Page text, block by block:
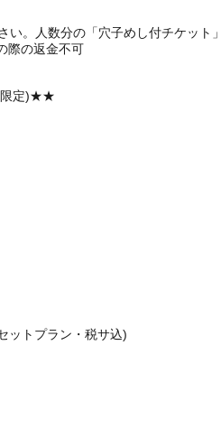
。人数分の「穴子めし付チケット
際の返金不可
限定)★★
ットプラン・税サ込)